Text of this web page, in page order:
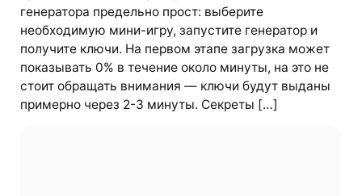
генератора предельно прост: выберите
необходимую мини-игру, запустите генератор и
получите ключи. На первом этапе загрузка может
показывать 0% в течение около минуты, на это не
стоит обращать внимания — ключи будут выданы
примерно через 2-3 минуты. Секреты […]